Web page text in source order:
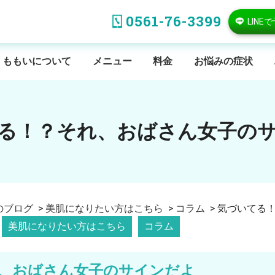
0561-76-3399 LINE
ももいについて メニュー 料金 お悩みの症状
！？それ、おばさん女子の
ブログ > 美肌になりたい方はこちら > コラム > 気づいてる
美肌になりたい方はこちら
コラム
おばさん女子のサインだよ